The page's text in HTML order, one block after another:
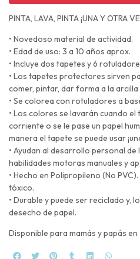
PINTA, LAVA, PINTA ¡UNA Y OTRA
• Novedoso material de actividad.
• Edad de uso: 3 a 10 años aprox.
• Incluye dos tapetes y 6
• Los tapetes protectores sirven
comer, pintar, dar forma a la
• Se colorea con rotuladores a
• Los colores se lavarán cuando
corriente o se le pase un papel
manera el tapete se puede usar
• Ayudan al desarrollo personal de
habilidades motoras manuales y
• Hecho en Polipropileno (No
tóxico.
• Durable y puede ser reciclado y,
desecho de papel.
Disponible para mamás y papás en